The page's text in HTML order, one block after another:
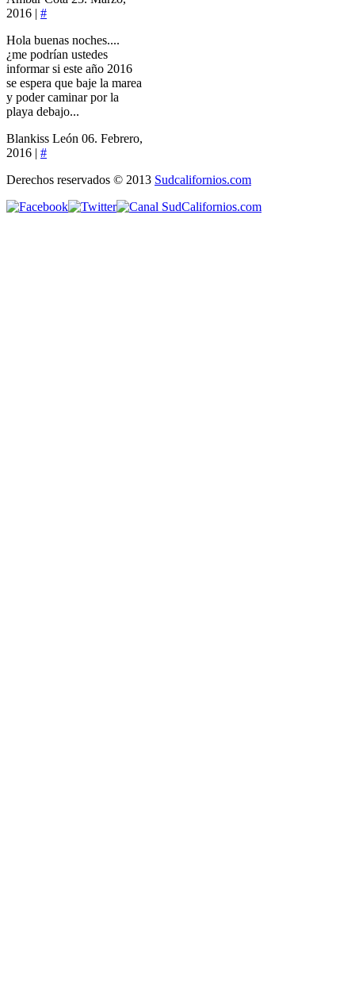
2016 | #
Hola buenas noches....
¿me podrían ustedes
informar si este año 2016
se espera que baje la marea
y poder caminar por la
playa debajo...
Blankiss León 06. Febrero,
2016 | #
Derechos reservados © 2013 Sudcalifornios.com